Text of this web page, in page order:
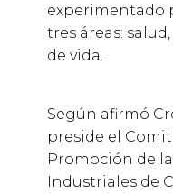
experimentado
tres áreas:
de vida.
Según afirmó
preside el
Promoción de
Industriales de